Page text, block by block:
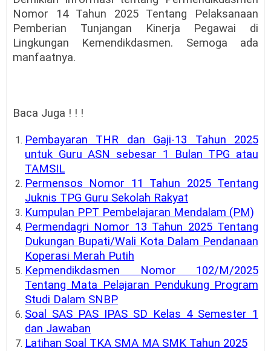
Nomor 14 Tahun 2025 Tentang Pelaksanaan
Pemberian Tunjangan Kinerja Pegawai di
Lingkungan Kemendikdasmen. Semoga ada
manfaatnya.
Baca Juga ! ! !
Pembayaran THR dan Gaji-13 Tahun 2025
untuk Guru ASN sebesar 1 Bulan TPG atau
TAMSIL
Permensos Nomor 11 Tahun 2025 Tentang
Juknis TPG Guru Sekolah Rakyat
Kumpulan PPT Pembelajaran Mendalam (PM)
Permendagri Nomor 13 Tahun 2025 Tentang
Dukungan Bupati/Wali Kota Dalam Pendanaan
Koperasi Merah Putih
Kepmendikdasmen Nomor 102/M/2025
Tentang Mata Pelajaran Pendukung Program
Studi Dalam SNBP
Soal SAS PAS IPAS SD Kelas 4 Semester 1
dan Jawaban
Latihan Soal TKA SMA MA SMK Tahun 2025